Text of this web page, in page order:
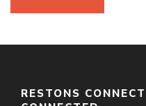
RESTONS